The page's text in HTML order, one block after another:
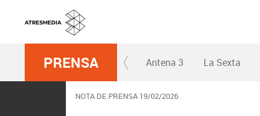
PRENSA Antena 3 La Sexta
NOTA DE PRENSA 19/02/2026